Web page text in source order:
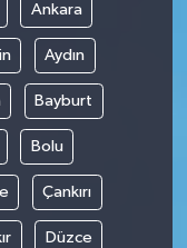
Ankara
Aydın
Bayburt
Bolu
Çankırı
Düzce